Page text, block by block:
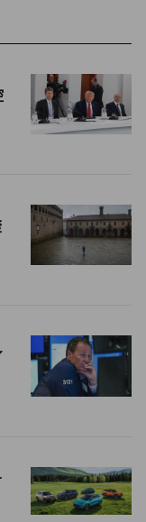
出水面，这个还附
Gibbs）称，东
项研究评论——该评
年夏季之前通过
iPhone。
都满意的协议。
斯蒂芬森可能最终达